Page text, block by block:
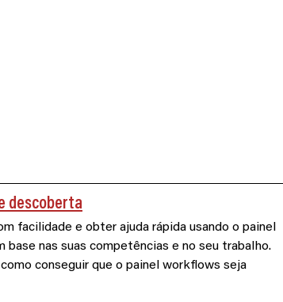
descoberta
facilidade e obter ajuda rápida usando o painel
base nas suas competências e no seu trabalho.
conseguir que o painel workﬂows seja